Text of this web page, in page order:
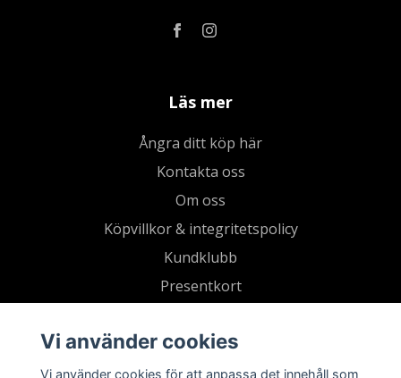
Läs mer
Ångra ditt köp här
Kontakta oss
Om oss
Köpvillkor & integritetspolicy
Kundklubb
Presentkort
Vi använder cookies
Vi använder cookies för att anpassa det innehåll som